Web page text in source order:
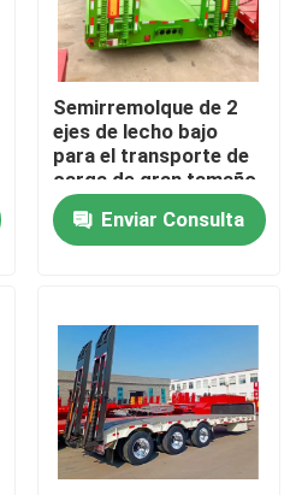
Semirremolque de 2
ejes de lecho bajo
para el transporte de
carga de gran tamaño
y pesada
Enviar Consulta